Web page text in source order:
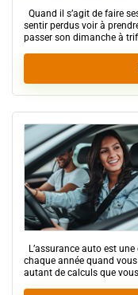
Quand il s’agit de faire
sentir perdus voir à
passer son dimanche à
L’assurance auto est
chaque année quand
autant de calculs que